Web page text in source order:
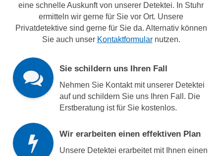
eine schnelle Auskunft von unserer Detektei. In Stuhr
ermitteln wir gerne für Sie vor Ort. Unsere
Privatdetektive sind gerne für Sie da. Alternativ können
Sie auch unser Kontaktformularnutzen.
Sie schildern uns Ihren Fall
Nehmen Sie Kontakt mit unserer Detektei
auf und schildern Sie uns Ihren Fall. Die
Erstberatung ist für Sie kostenlos.
Wir erarbeiten einen effektiven Plan
Unsere Detektei erarbeitet mit Ihnen einen